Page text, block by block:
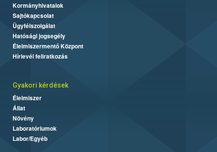
Kormányhivatalok
Sajtókapcsolat
Ügyfélszolgálat
Hatósági jogsegély
Élelmiszermentő Központ
Hírlevél feliratkozás
Gyakori kérdések
Élelmiszer
Állat
Növény
Laboratóriumok
Labor/Egyéb